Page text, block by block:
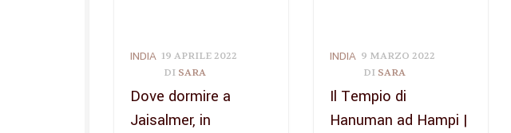
INDIA 19 APRILE 2022
DI SARA
Dove dormire a
Jaisalmer, in
INDIA 9 MARZO 2022
DI SARA
Il Tempio di
Hanuman ad Hampi |